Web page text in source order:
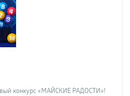
конкурс «МАЙСКИЕ РАДОСТИ»!